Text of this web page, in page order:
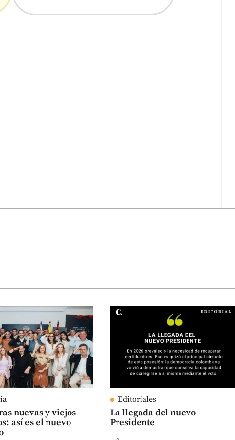
nuevas y viejos
así es el nuevo
Editoriales
La llegada del nuevo
Presidente